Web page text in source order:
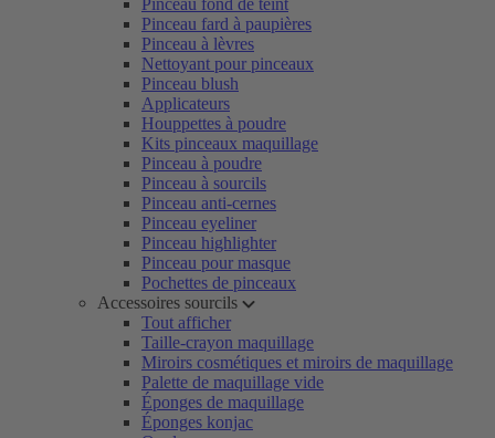
Pinceau fond de teint
Pinceau fard à paupières
Pinceau à lèvres
Nettoyant pour pinceaux
Pinceau blush
Applicateurs
Houppettes à poudre
Kits pinceaux maquillage
Pinceau à poudre
Pinceau à sourcils
Pinceau anti-cernes
Pinceau eyeliner
Pinceau highlighter
Pinceau pour masque
Pochettes de pinceaux
Accessoires sourcils
Tout afficher
Taille-crayon maquillage
Miroirs cosmétiques et miroirs de maquillage
Palette de maquillage vide
Éponges de maquillage
Éponges konjac